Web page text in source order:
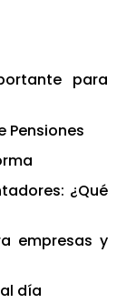
para
Pensiones
¿Qué
empresas y
día